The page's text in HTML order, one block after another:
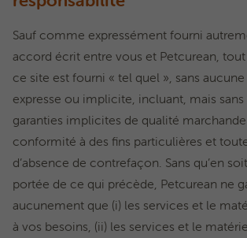
Sauf comme expressément fourni
accord écrit entre vous et Petcurean,
ce site est fourni « tel quel », sans aucune
expresse ou implicite, incluant, mais sans
garanties implicites de qualité
conformité à des fins particulières et
d’absence de contrefaçon. Sans qu’en
portée de ce qui précède, Petcurean ne
aucunement que (i) les services et le
à vos besoins, (ii) les services et le